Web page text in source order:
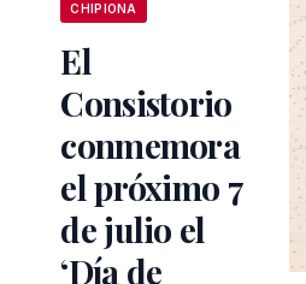
CHIPIONA
El
Consistorio
conmemora
el próximo 7
de julio el
‘Día de